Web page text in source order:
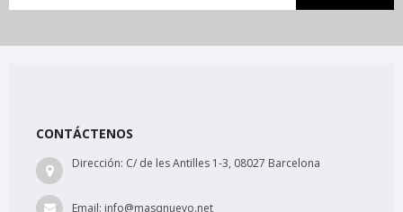
CONTÁCTENOS
Dirección: C/ de les Antilles 1-3, 08027 Barcelona
Email: info@masqnuevo.net